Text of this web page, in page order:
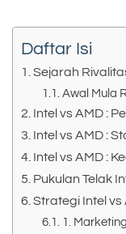
Daftar Isi
Sejarah
Awal Mula
Intel vs AMD :
Intel vs AMD :
Intel vs AMD :
Pukulan Telak
Strategi Intel vs
1.